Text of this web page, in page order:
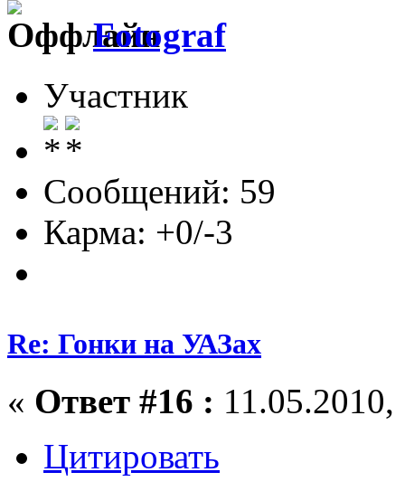
Fotograf
Участник
Сообщений: 59
Карма: +0/-3
Re: Гонки на УАЗах
« Ответ #16 :
Цитировать